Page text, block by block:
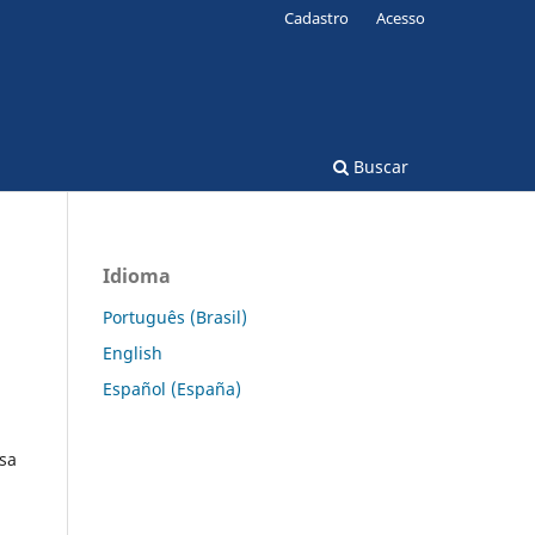
Buscar
Cadastro Acesso
Idioma
Português (Brasil)
English
Español (España)